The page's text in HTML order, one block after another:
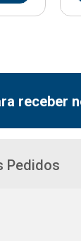
receber
Pedidos